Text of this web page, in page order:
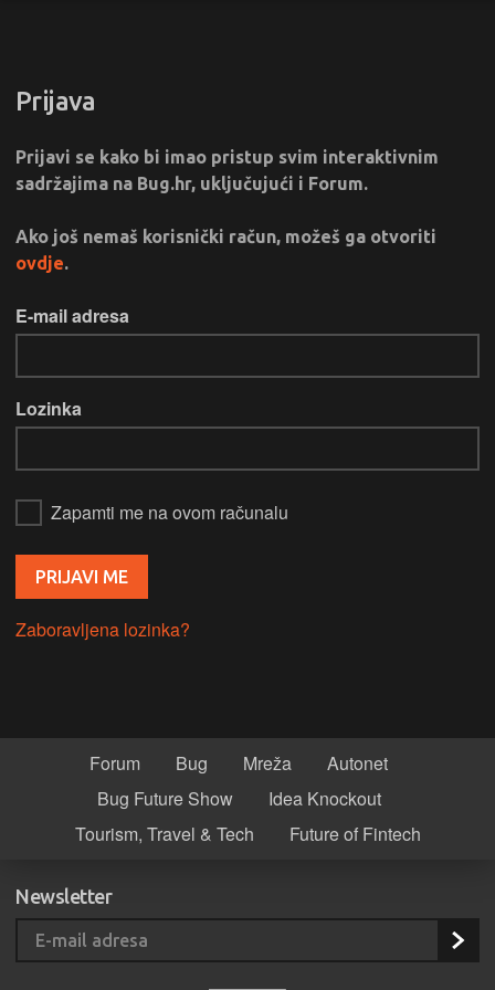
Prijava
Prijavi se kako bi imao pristup svim interaktivnim
sadržajima na Bug.hr, uključujući i Forum.
Ako još nemaš korisnički račun, možeš ga otvoriti
ovdje.
E-mail adresa
Lozinka
Zapamti me na ovom računalu
Zaboravljena lozinka?
Forum Bug Mreža
Autonet
Bug Future Show
Idea Knockout
Tourism, Travel & Tech
Future of Fintech
Newsletter